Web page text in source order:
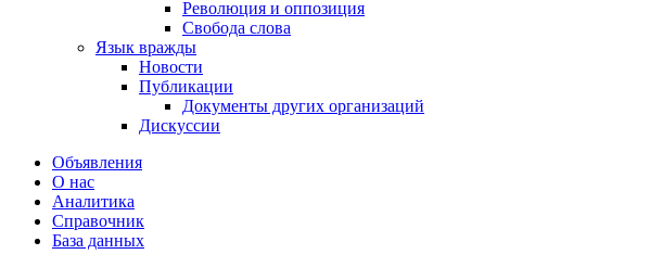
Революция и оппозиция
Свобода слова
Язык вражды
Новости
Публикации
Документы других организаций
Дискуссии
Объявления
О нас
Аналитика
Справочник
База данных